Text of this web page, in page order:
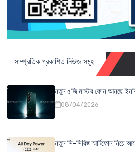
সাম্প্রতিক প্রকাশিত নিউজ সমূহ
নতুন ৫জি মাস্টার ফোন আনছে
08/04/2026
নতুন সি-সিরিজ স্মার্টফোন নিয়ে